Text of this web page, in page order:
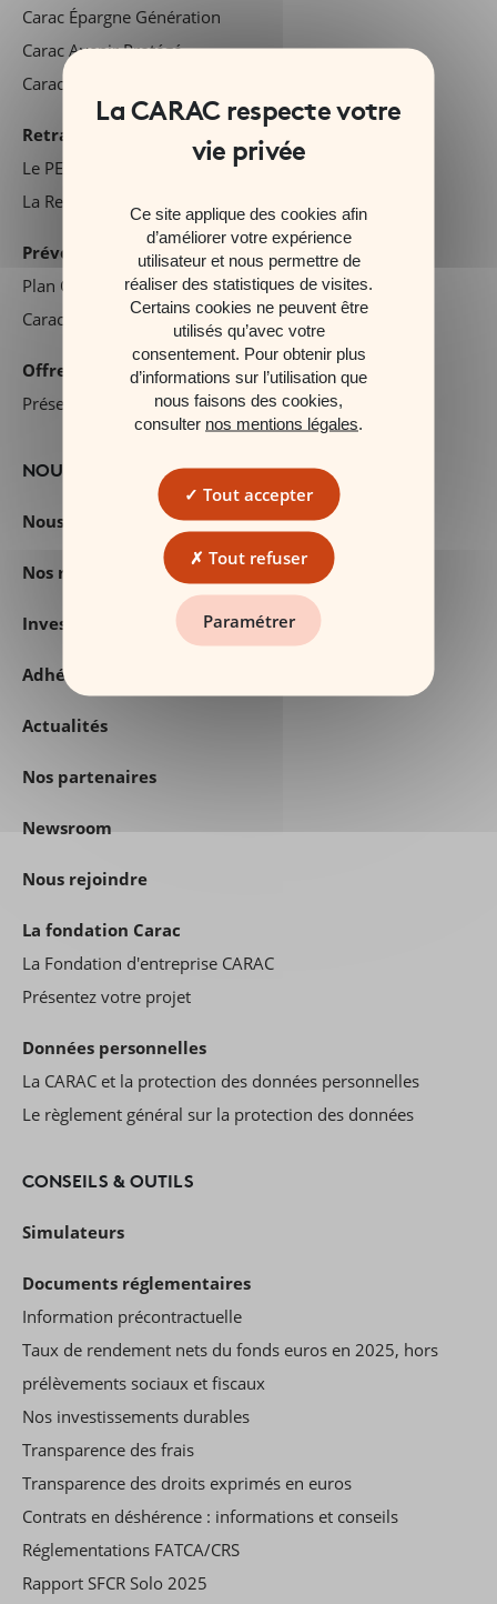
Carac Épargne Génération
Carac Avenir Protégé
Carac Épargne Solidaire
Retraite
Le PER Individuel Carac
La Retraite Mutualiste du Combattant
Prévoyance
Plan Obsèques Carac
Carac Temporal
Offre financière
Présentation de nos fonds
NOUS DÉCOUVRIR
Nous connaitre
Nos récompenses
Investisseurs
Adhérents CARAC : vos avis comptent
Actualités
Nos partenaires
Newsroom
Nous rejoindre
La fondation Carac
La Fondation d'entreprise CARAC
Présentez votre projet
Données personnelles
La CARAC et la protection des données personnelles
Le règlement général sur la protection des données
CONSEILS & OUTILS
Simulateurs
Documents réglementaires
Information précontractuelle
Taux de rendement nets du fonds euros en 2025, hors
prélèvements sociaux et fiscaux
Nos investissements durables
Transparence des frais
Transparence des droits exprimés en euros
Contrats en déshérence : informations et conseils
Réglementations FATCA/CRS
Rapport SFCR Solo 2025
Ce site applique des cookies afin
d’améliorer votre expérience
utilisateur et nous permettre de
réaliser des statistiques de visites.
Certains cookies ne peuvent être
utilisés qu’avec votre
consentement. Pour obtenir plus
d’informations sur l’utilisation que
nous faisons des cookies,
consulter nos mentions légales
Tout accepter
Tout refuser
Paramétrer